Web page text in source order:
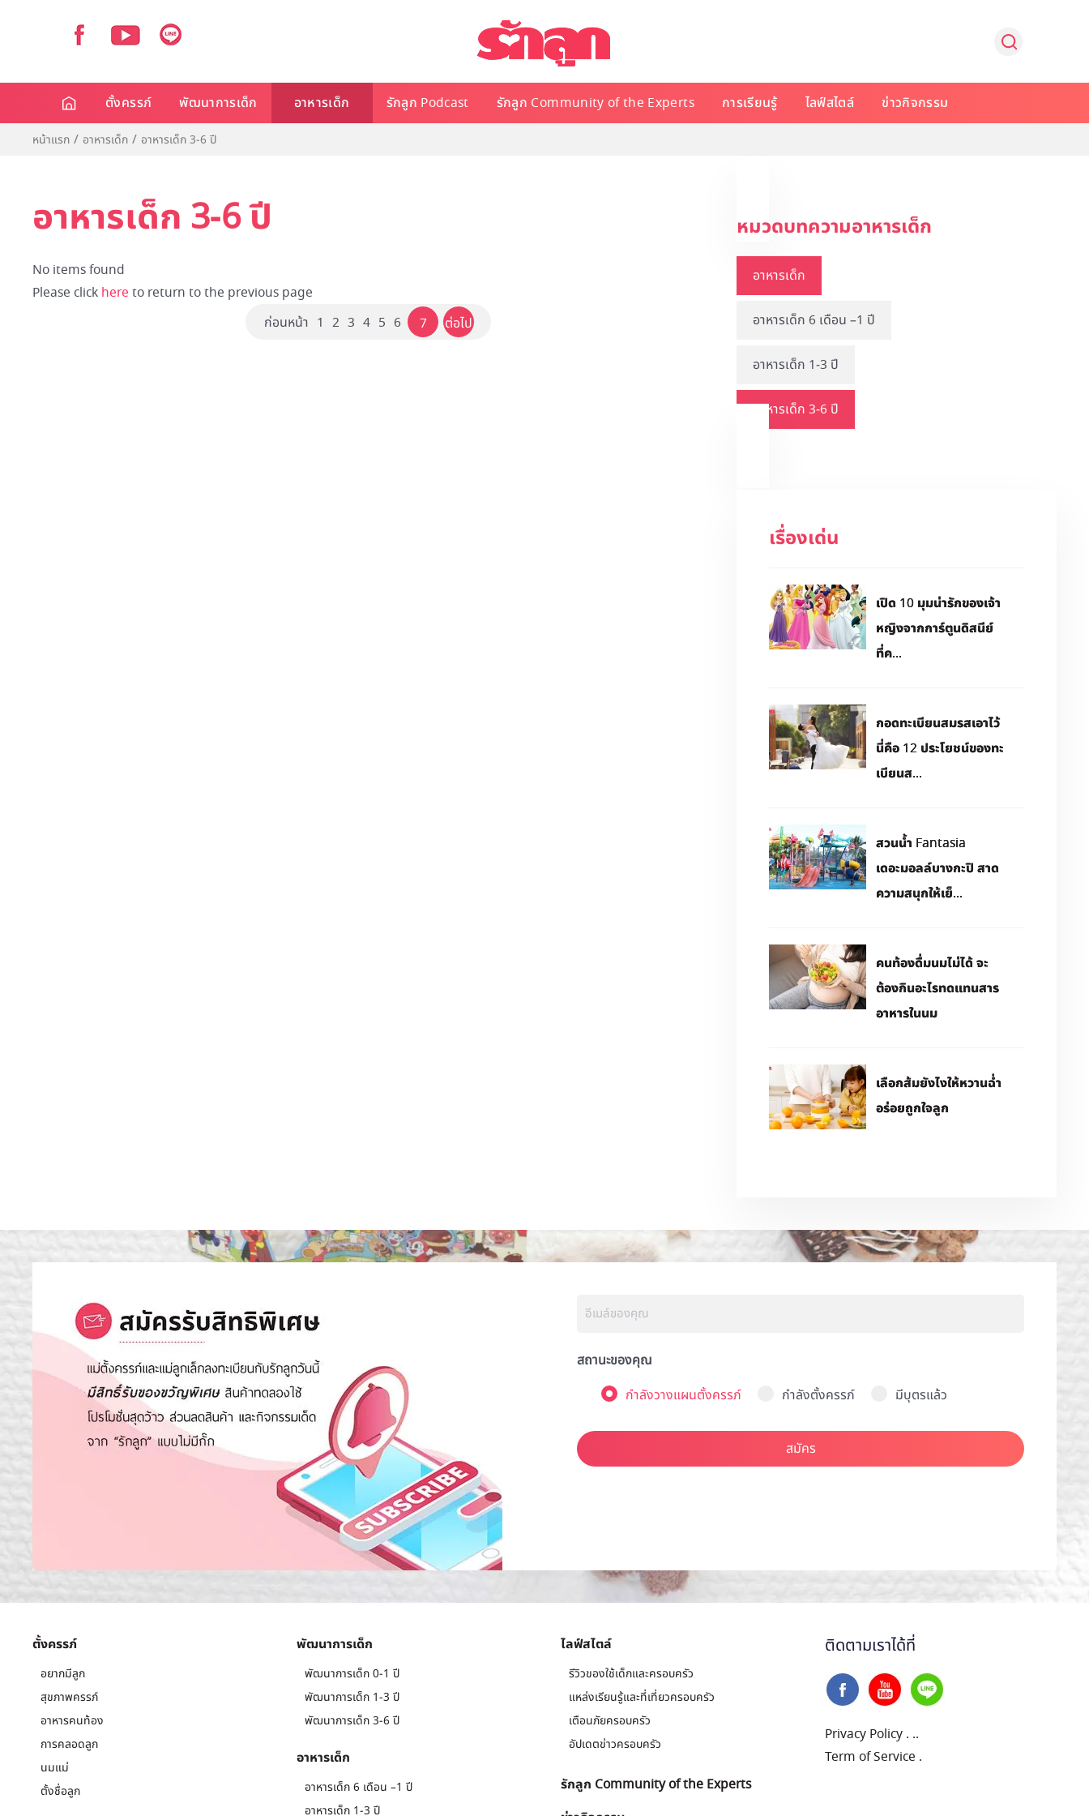
ตั้งครรภ์ พัฒนาการเด็ก อาหารเด็ก รักลูก Podcast รักลูก Community of the Experts การเรียนรู้ ไลฟ์สไตล์ ข่าวกิจกรรม
หน้าแรก อาหารเด็ก อาหารเด็ก 3-6 ปี
อาหารเด็ก 3-6 ปี
No items found
Please click here to return to the previous page
ก่อนหน้า 1 2 3 4 5 6 7 ต่อไป
หมวดบทความอาหารเด็ก
อาหารเด็ก
อาหารเด็ก 6 เดือน –1 ปี
อาหารเด็ก 1-3 ปี
อาหารเด็ก 3-6 ปี
เรื่องเด่น
เปิด 10 มุมน่ารักของเจ้า
หญิงจากการ์ตูนดิสนีย์
ที่ค...
กอดทะเบียนสมรสเอาไว้
นี่คือ 12 ประโยชน์ของทะ
เบียนส...
สวนน้ำ Fantasia
เดอะมอลล์บางกะปิ สาด
ความสนุกให้เย็...
คนท้องดื่มนมไม่ได้ จะ
ต้องกินอะไรทดแทนสาร
อาหารในนม
เลือกส้มยังไงให้หวานฉ่ำ
อร่อยถูกใจลูก
สถานะของคุณ
กำลังวางแผนตั้งครรภ์
กำลังตั้งครรภ์ มีบุตรแล้ว
สมัคร
ตั้งครรภ์
อยากมีลูก
สุขภาพครรภ์
อาหารคนท้อง
การคลอดลูก
นมแม่
ตั้งชื่อลูก
พัฒนาการเด็ก
พัฒนาการเด็ก 0-1 ปี
พัฒนาการเด็ก 1-3 ปี
พัฒนาการเด็ก 3-6 ปี
อาหารเด็ก
อาหารเด็ก 6 เดือน –1 ปี
อาหารเด็ก 1-3 ปี
ไลฟ์สไตล์
รีวิวของใช้เด็กและครอบครัว
แหล่งเรียนรู้และที่เที่ยวครอบครัว
เตือนภัยครอบครัว
อัปเดตข่าวครอบครัว
รักลูก Community of the Experts
ติดตามเราได้ที่
Privacy Policy . ..
Term of Service .